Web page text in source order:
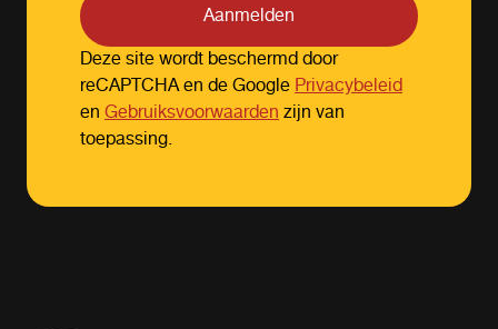
Aanmelden
Deze site wordt beschermd door
reCAPTCHA en de GooglePrivacybeleid
en Gebruiksvoorwaardenzijn van
toepassing.